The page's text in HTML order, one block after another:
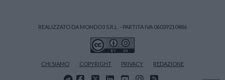
REALIZZATO DA MONDO3 S.R.L. - PARTITA IVA 06039210486
CHI SIAMO COPYRIGHT PRIVACY REDAZIONE